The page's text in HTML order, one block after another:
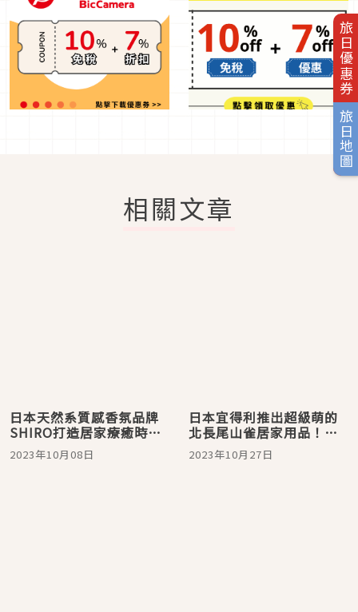
旅日優惠券
旅日地圖
相關文章
日本天然系質感香氛品牌
SHIRO打造居家療癒時
光，SHIRO PERFUME系
列擴香液全新登場
2023年10月08日
日本宜得利推出超級萌的
北長尾山雀居家用品！擁
抱療癒雪花軟Q生物就趁現
在
2023年10月27日